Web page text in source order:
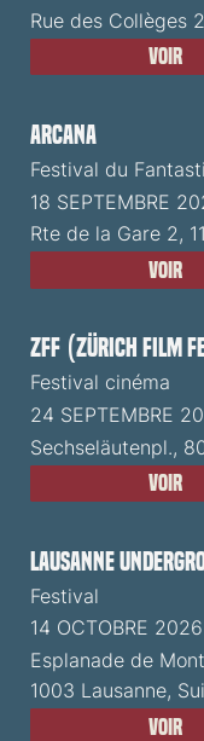
Rue des Collèges
Voir
ARCANA
Festival du
18 SEPTEMBRE
Rte de la Gare 2,
Voir
ZFF (Zürich Film
Festival cinéma
24 SEPTEMBRE
Sechseläutenpl.,
Voir
Lausanne
Festival
14 OCTOBRE 2026
Esplanade de
1003 Lausanne,
Voir